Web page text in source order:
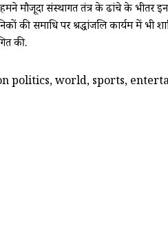
मौजूदा संस्थागत तंत्र के ढांचे के भीतर
की समाधि पर श्रद्धांजलि कार्यक्रम में
की.
politics, world, sports,